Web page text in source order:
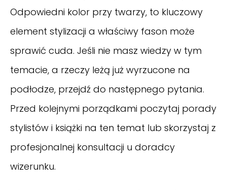
Odpowiedni kolor przy twarzy, to kluczowy
element stylizacji a właściwy fason może
sprawić cuda. Jeśli nie masz wiedzy w tym
temacie, a rzeczy leżą już wyrzucone na
podłodze, przejdź do następnego pytania.
Przed kolejnymi porządkami poczytaj porady
stylistów i książki na ten temat lub skorzystaj z
profesjonalnej konsultacji u doradcy
wizerunku.